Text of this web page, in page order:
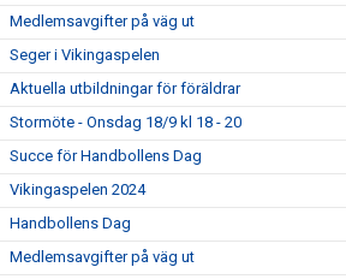
Medlemsavgifter på väg ut
Seger i Vikingaspelen
Aktuella utbildningar för föräldrar
Stormöte - Onsdag 18/9 kl 18 - 20
Succe för Handbollens Dag
Vikingaspelen 2024
Handbollens Dag
Medlemsavgifter på väg ut